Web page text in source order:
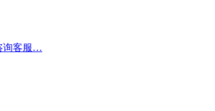
询客服…